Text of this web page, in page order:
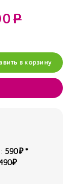
Р
в корзину
590₽ *